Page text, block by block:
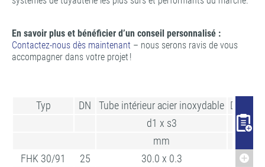
En savoir plus et bénéficier d’un conseil personnalisé :
Contactez-nous dès maintenant – nous serons ravis de vous
accompagner dans votre projet !
Typ DN Tube intérieur acier inoxydable
d1 x s3
mm
FHK 30/91
25 30.0 x 0.3